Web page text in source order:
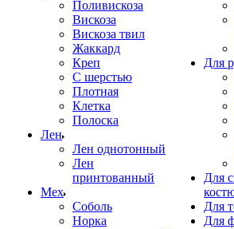
Поливискоза
Вискоза
Вискоза твил
Жаккард
Креп
С шерстью
Плотная
Клетка
Полоска
Лен
Лен однотонный
Лен
принтованный
Мех
Соболь
Норка
Для
Для
Для
Для